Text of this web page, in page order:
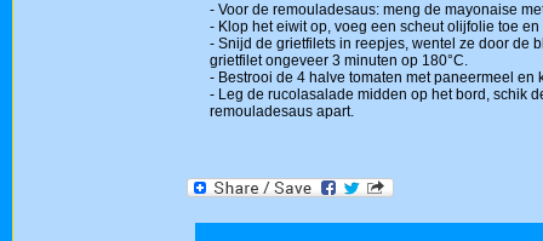
- Voor de remouladesaus: meng de mayonaise
- Klop het eiwit op, voeg een scheut olijfolie toe
- Snijd de grietfilets in reepjes, wentel ze door de
grietfilet ongeveer 3 minuten op 180°C.
- Bestrooi de 4 halve tomaten met paneermeel en
- Leg de rucolasalade midden op het bord, schik
remouladesaus apart.